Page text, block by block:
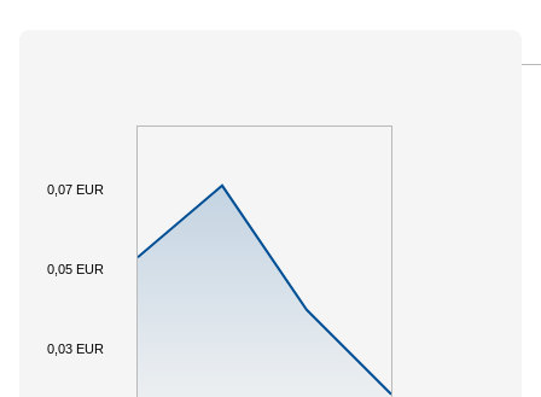
0,03 EUR
0,05 EUR
0,07 EUR